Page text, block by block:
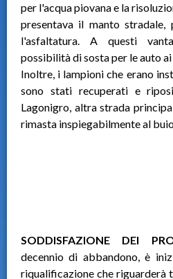
per l'acqua piovana e la
presentava il manto
l'asfaltatura. A questi
possibilità di sosta per le auto
Inoltre, i lampioni che erano
sono stati recuperati e
Lagonigro, altra strada
rimasta inspiegabilmente al
SODDISFAZIONE DEI
decennio di abbandono, è
riqualificazione che riguarderà